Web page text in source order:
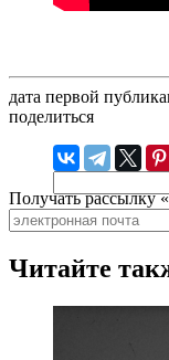
дата первой
поделиться
Получать рассылку
Читайте